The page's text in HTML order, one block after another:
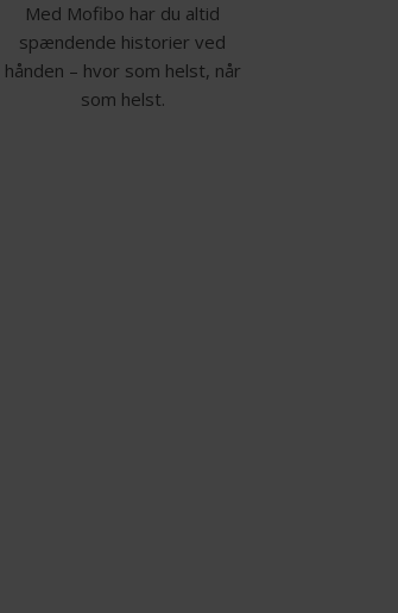
Med Mofibo har du altid
spændende historier ved
hånden – hvor som helst, når
som helst.